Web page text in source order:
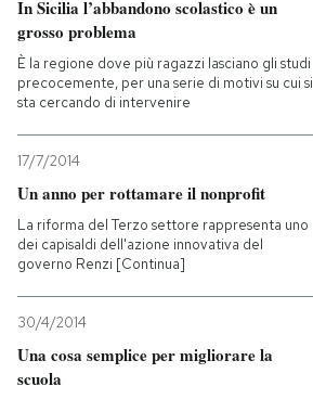
In Sicilia l’abbandono scolastico è un
grosso problema
È la regione dove più ragazzi lasciano gli studi
precocemente, per una serie di motivi su cui si
sta cercando di intervenire
17/7/2014
Un anno per rottamare il nonprofit
La riforma del Terzo settore rappresenta uno
dei capisaldi dell'azione innovativa del
governo Renzi [Continua]
30/4/2014
Una cosa semplice per migliorare la
scuola